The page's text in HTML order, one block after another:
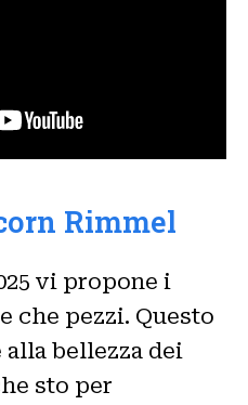
Rimmel
vi propone i
che pezzi. Questo
bellezza dei
sto per